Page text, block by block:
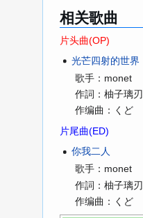
相关歌曲
片头曲(OP)
光芒四射的世界
歌手：monet
作詞：柚子璃刃
作编曲： くど
片尾曲(ED)
你我二人
歌手：monet
作詞：柚子璃刃
作编曲： くど